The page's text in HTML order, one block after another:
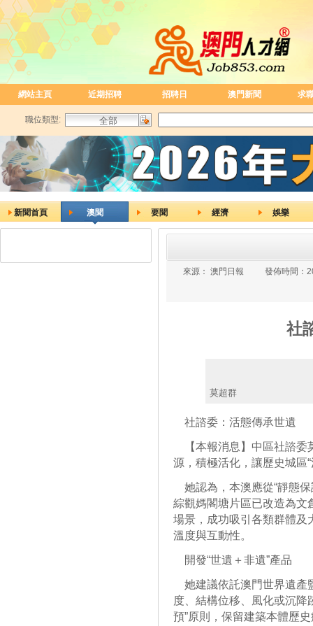
網站主頁 近期招聘 招聘日 澳門新聞 求
職位類型:
新聞首頁 澳聞 要聞 經濟 娛樂
來源： 澳門日報 發佈時間：
社
莫超群
社諮委：活態傳承世遺
【本報消息】中區社諮委
源，積極活化，讓歷史城區“
她認為，本澳應從“靜態保
綜觀媽閣塘片區已改造為文
場景，成功吸引各類群體及
溫度與互動性。
開發“世遺＋非遺”產品
她建議依託澳門世界遺產
度、結構位移、風化或沉降
預”原則，保留建築本體歷